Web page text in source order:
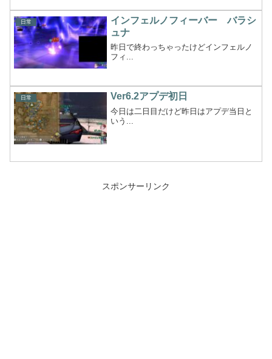
日常
インフェルノフィーバー バラシ
ュナ
昨日で終わっちゃったけどインフェルノ
フィ...
日常 Ver6.2アプデ初日
今日は二日目だけど昨日はアプデ当日と
いう...
スポンサーリンク